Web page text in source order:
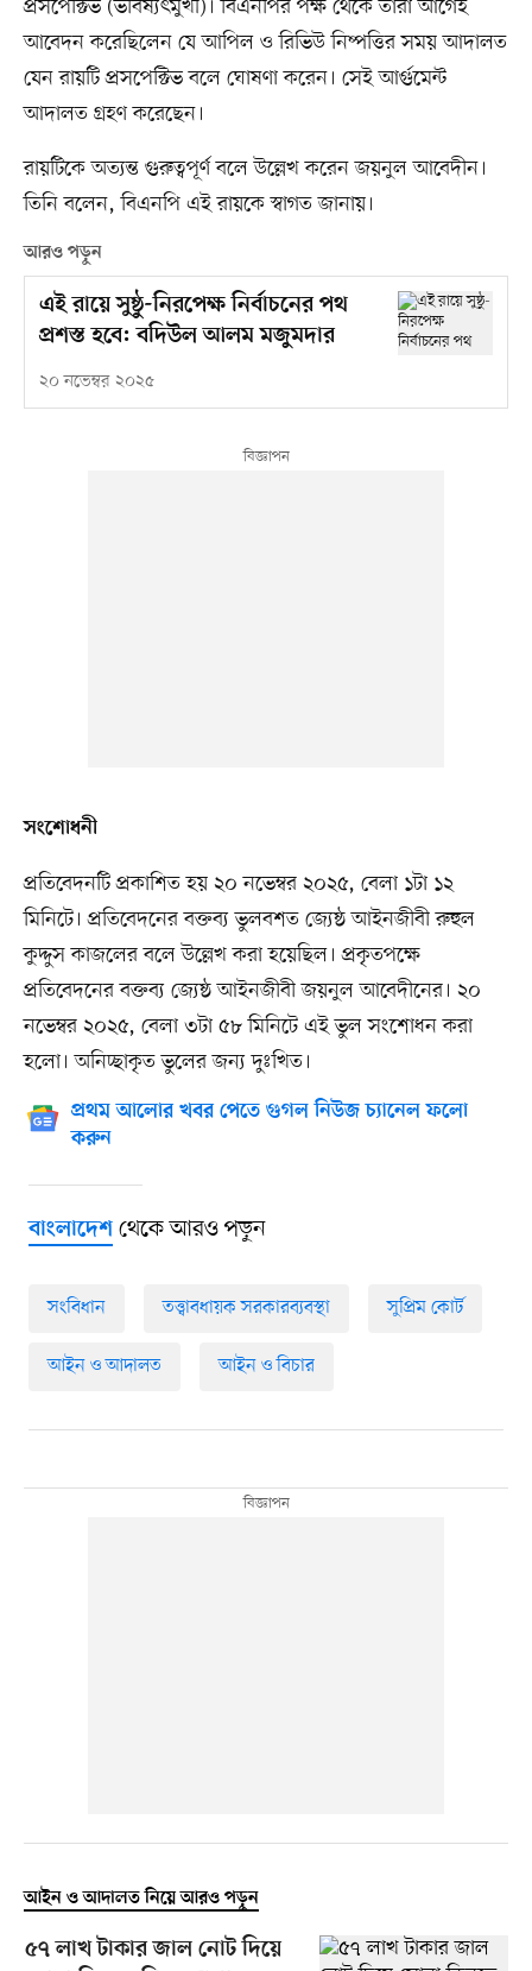
প্রসপেক্টিভ (ভবিষ্যৎমুখী)। বিএনপির পক্ষ থেকে তাঁরা আগেই
আবেদন করেছিলেন যে আপিল ও রিভিউ নিষ্পত্তির সময় আদালত
যেন রায়টি প্রসপেক্টিভ বলে ঘোষণা করেন। সেই আর্গুমেন্ট
আদালত গ্রহণ করেছেন।
রায়টিকে অত্যন্ত গুরুত্বপূর্ণ বলে উল্লেখ করেন জয়নুল আবেদীন।
তিনি বলেন, বিএনপি এই রায়কে স্বাগত জানায়।
আরও পড়ুন
এই রায়ে সুষ্ঠু-নিরপেক্ষ নির্বাচনের পথ
প্রশস্ত হবে: বদিউল আলম মজুমদার
২০ নভেম্বর ২০২৫
সংশোধনী
প্রতিবেদনটি প্রকাশিত হয় ২০ নভেম্বর ২০২৫, বেলা ১টা ১২
মিনিটে। প্রতিবেদনের বক্তব্য ভুলবশত জ্যেষ্ঠ আইনজীবী রুহুল
কুদ্দুস কাজলের বলে উল্লেখ করা হয়েছিল। প্রকৃতপক্ষে
প্রতিবেদনের বক্তব্য জ্যেষ্ঠ আইনজীবী জয়নুল আবেদীনের। ২০
নভেম্বর ২০২৫, বেলা ৩টা ৫৮ মিনিটে এই ভুল সংশোধন করা
হলো। অনিচ্ছাকৃত ভুলের জন্য দুঃখিত।
প্রথম আলোর খবর পেতে গুগল নিউজ চ্যানেল ফলো
করুন
বাংলাদেশথেকে আরও পড়ুন
সংবিধান তত্ত্বাবধায়ক সরকারব্যবস্থা সুপ্রিম কোর্ট
আইন ও আদালত আইন ও বিচার
আইন ও আদালত নিয়ে আরও পড়ুন
৫৭ লাখ টাকার জাল নোট দিয়ে